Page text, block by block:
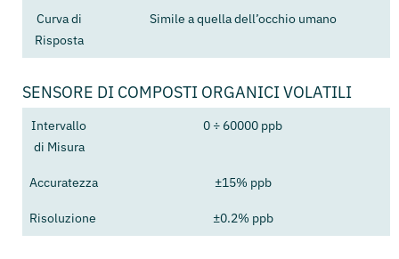
Curva di
Risposta
Simile a quella dell’occhio umano
SENSORE DI COMPOSTI ORGANICI VOLATILI
Intervallo
di Misura
0 ÷ 60000 ppb
Accuratezza ±15% ppb
Risoluzione ±0.2% ppb